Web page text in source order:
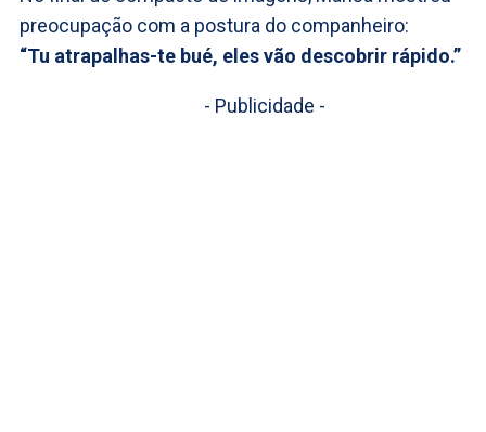
preocupação com a postura do companheiro:
“Tu atrapalhas-te bué, eles vão descobrir rápido.”
- Publicidade -